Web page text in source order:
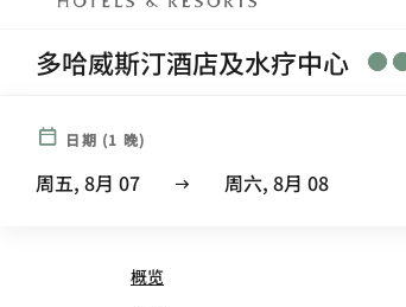
多哈威斯汀酒店及水疗中心
日期 (1 晚)
周五, 8月 07 周六, 8月 08
THE WESTIN
概览